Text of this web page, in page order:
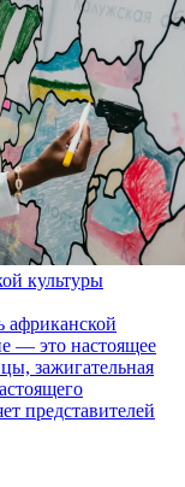
культуры
— это настоящее
зажигательная
представителей